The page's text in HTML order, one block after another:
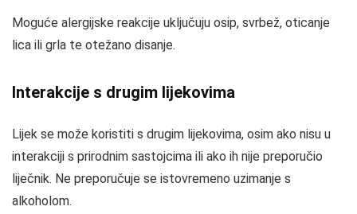
Moguće alergijske reakcije uključuju osip, svrbež, oticanje
lica ili grla te otežano disanje.
Interakcije s drugim lijekovima
Lijek se može koristiti s drugim lijekovima, osim ako nisu u
interakciji s prirodnim sastojcima ili ako ih nije preporučio
liječnik. Ne preporučuje se istovremeno uzimanje s
alkoholom.